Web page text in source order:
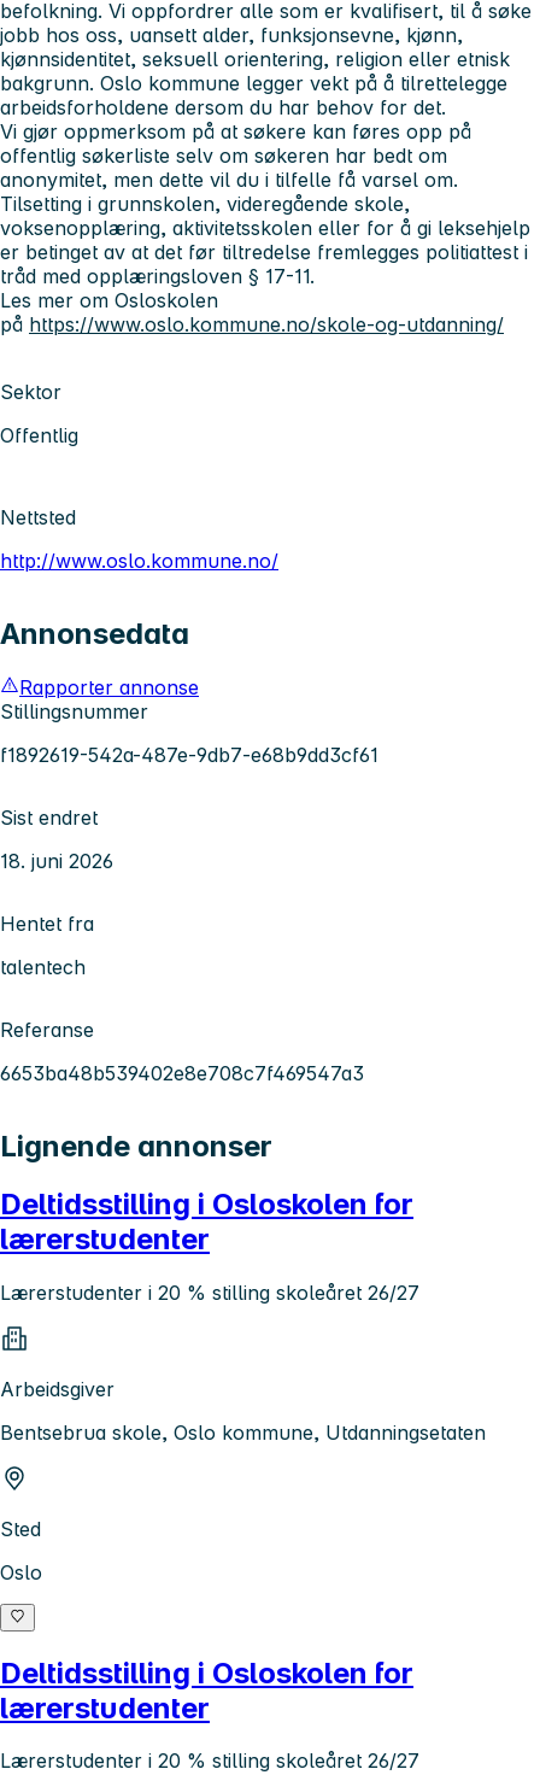
befolkning. Vi oppfordrer alle som er kvalifisert, til å søke
jobb hos oss, uansett alder, funksjonsevne, kjønn,
kjønnsidentitet, seksuell orientering, religion eller etnisk
bakgrunn. Oslo kommune legger vekt på å tilrettelegge
arbeidsforholdene dersom du har behov for det.
Vi gjør oppmerksom på at søkere kan føres opp på
offentlig søkerliste selv om søkeren har bedt om
anonymitet, men dette vil du i tilfelle få varsel om.
Tilsetting i grunnskolen, videregående skole,
voksenopplæring, aktivitetsskolen eller for å gi leksehjelp
er betinget av at det før tiltredelse fremlegges politiattest i
tråd med opplæringsloven § 17-11.
Les mer om Osloskolen
på https://www.oslo.kommune.no/skole-og-utdanning/
Sektor
Offentlig
Nettsted
http://www.oslo.kommune.no/
Annonsedata
Rapporter annonse
Stillingsnummer
f1892619-542a-487e-9db7-e68b9dd3cf61
Sist endret
18. juni 2026
Hentet fra
talentech
Referanse
6653ba48b539402e8e708c7f469547a3
Lignende annonser
Deltidsstilling i Osloskolen for
lærerstudenter
Lærerstudenter i 20 % stilling skoleåret 26/27
Arbeidsgiver
Bentsebrua skole, Oslo kommune, Utdanningsetaten
Sted
Oslo
Deltidsstilling i Osloskolen for
lærerstudenter
Lærerstudenter i 20 % stilling skoleåret 26/27